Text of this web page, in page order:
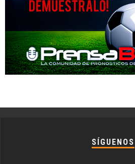
SÍGUENOS